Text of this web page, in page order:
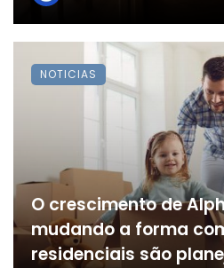
O crescimento de
mudando a forma
residenciais são
NOTICIAS